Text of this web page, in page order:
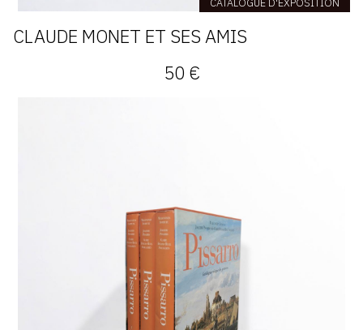
CATALOGUE D'EXPOSITION
CLAUDE MONET ET SES AMIS
50 €